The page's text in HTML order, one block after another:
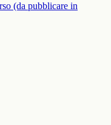
(da pubblicare in